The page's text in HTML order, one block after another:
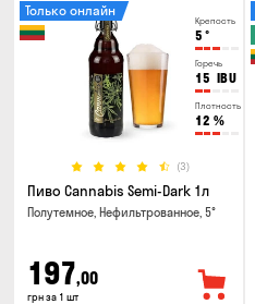
Крепость
5 °
Горечь
15 IBU
Плотность
12 %
(3)
Только онлайн
Пиво Cannabis Semi-Dark 1л
Полутемное, Нефильтрованное, 5°
197,00
грн за 1 шт